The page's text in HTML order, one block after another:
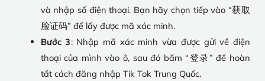
và nhập số điện thoại. Bạn hãy chọn tiếp vào “获取
脸证码” để lấy được mã xác minh.
Bước 3: Nhập mã xác minh vừa được gửi về điện
thoại của mình vào ô, sau đó bấm “登录” để hoàn
tất cách đăng nhập Tik Tok Trung Quốc.